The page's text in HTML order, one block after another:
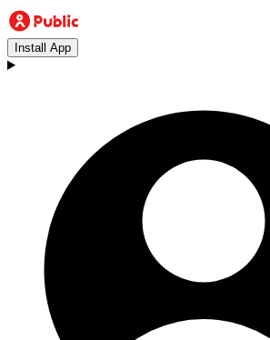
Install App